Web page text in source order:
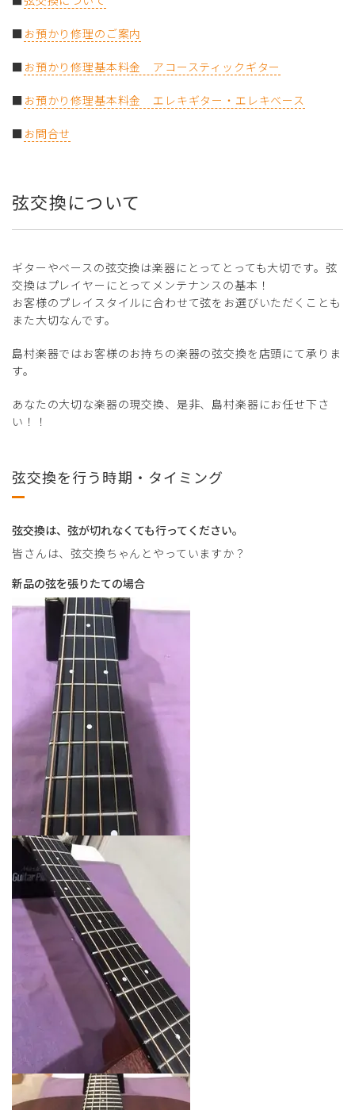
■ お預かり修理のご案内
■ お預かり修理基本料金 アコースティックギター
■ お預かり修理基本料金 エレキギター・エレキベース
■ お問合せ
弦交換について
ギターやベースの弦交換は楽器にとってとっても大切です。弦
交換はプレイヤーにとってメンテナンスの基本！
お客様のプレイスタイルに合わせて弦をお選びいただくことも
また大切なんです。
島村楽器ではお客様のお持ちの楽器の弦交換を店頭にて承りま
す。
あなたの大切な楽器の現交換、是非、島村楽器にお任せ下さ
い！！
弦交換を行う時期・タイミング
弦交換は、弦が切れなくても行ってください。
皆さんは、弦交換ちゃんとやっていますか？
新品の弦を張りたての場合